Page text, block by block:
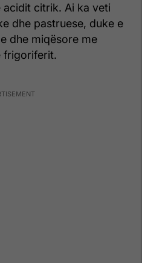
acidit citrik. Ai ka veti
dhe pastruese, duke e
dhe miqësore me
frigoriferit.